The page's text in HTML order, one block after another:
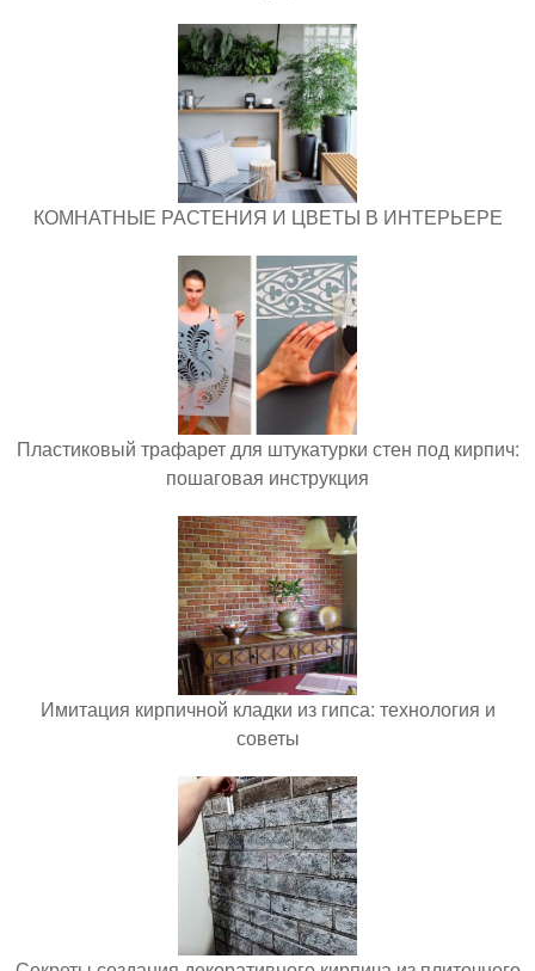
КОМНАТНЫЕ РАСТЕНИЯ И ЦВЕТЫ В ИНТЕРЬЕРЕ
Пластиковый трафарет для штукатурки стен под кирпич:
пошаговая инструкция
Имитация кирпичной кладки из гипса: технология и
советы